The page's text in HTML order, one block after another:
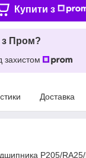
Купити з
з Пром?
захистом
Доставка
P205/